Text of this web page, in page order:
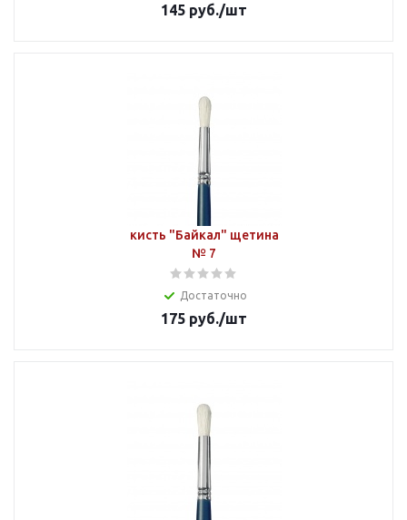
145 руб./шт
кисть "Байкал" щетина
№ 7
Достаточно
175 руб./шт